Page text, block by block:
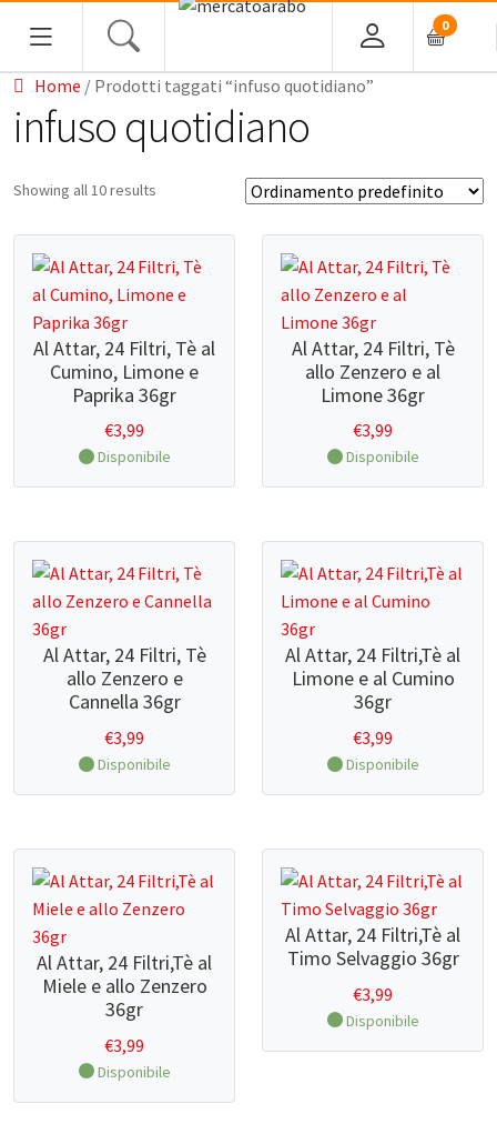
0
PROFUMI ARABI
SOUK
MACELLERIA
INGROSSO
Home / Prodotti taggati “infuso quotidiano”
infuso quotidiano
Showing all 10 results
Al Attar, 24 Filtri, Tè al
Cumino, Limone e
Paprika 36gr
€3,99
Disponibile
Al Attar, 24 Filtri, Tè
allo Zenzero e al
Limone 36gr
€3,99
Disponibile
Al Attar, 24 Filtri, Tè
allo Zenzero e
Cannella 36gr
€3,99
Disponibile
Al Attar, 24 Filtri,Tè al
Limone e al Cumino
36gr
€3,99
Disponibile
Al Attar, 24 Filtri,Tè al
Miele e allo Zenzero
36gr
€3,99
Disponibile
Al Attar, 24 Filtri,Tè al
Timo Selvaggio 36gr
€3,99
Disponibile